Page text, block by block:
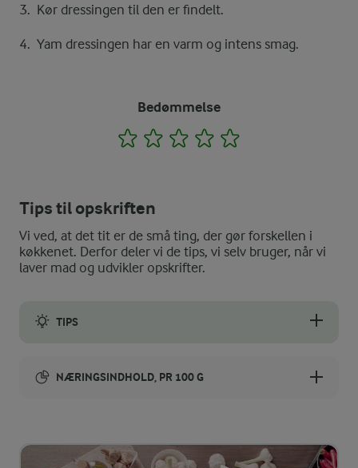
Kør dressingen til den er findelt.
Yam dressingen har en varm og intens smag.
Bedømmelse
1 2 3 4
Tips til opskriften
Vi ved, at det tit er de små ting, der gør forskellen i
køkkenet. Derfor deler vi de tips, vi selv bruger, når vi
laver mad og udvikler opskrifter.
TIPS
NÆRINGSINDHOLD, PR 100 G
655 kJ / 157 kcal